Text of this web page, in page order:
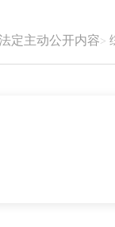
定主动公开内容